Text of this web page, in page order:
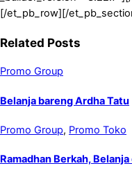
[/et_pb_row][/
Related Posts
Promo Group
Belanja bareng Ardha Tatu
Promo Group, Promo Toko
Ramadhan Berkah,